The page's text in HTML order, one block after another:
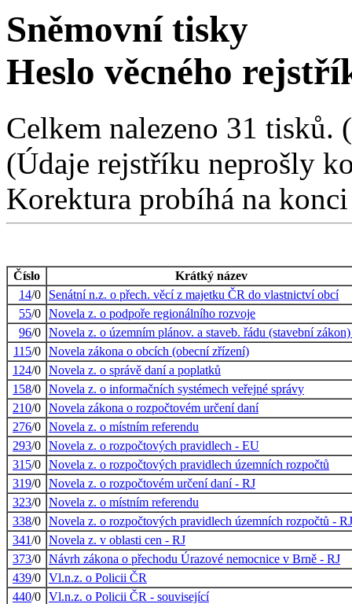
Sněmovní tisky
Heslo věcného
Celkem nalezeno 31 tisků.
(Údaje rejstříku neprošly
Korektura probíhá na
Číslo
Krátký název
14/0
Senátní n.z. o přech. věcí z majetku ČR do vlastnictví obcí
55/0 Novela z. o podpoře regionálního rozvoje
96/0 Novela z. o územním plánov. a staveb. řádu (stavební
115/0 Novela zákona o obcích (obecní zřízení)
124/0 Novela z. o správě daní a poplatků
158/0 Novela z. o informačních systémech veřejné správy
210/0 Novela zákona o rozpočtovém určení daní
276/0 Novela z. o místním referendu
293/0 Novela z. o rozpočtových pravidlech - EU
315/0 Novela z. o rozpočtových pravidlech územních rozpočtů
319/0 Novela z. o rozpočtovém určení daní - RJ
323/0 Novela z. o místním referendu
338/0 Novela z. o rozpočtových pravidlech územních rozpočtů - RJ
341/0 Novela z. v oblasti cen - RJ
373/0 Návrh zákona o přechodu Úrazové nemocnice v Brně - RJ
439/0 Vl.n.z. o Policii ČR
440/0 Vl.n.z. o Policii ČR - související